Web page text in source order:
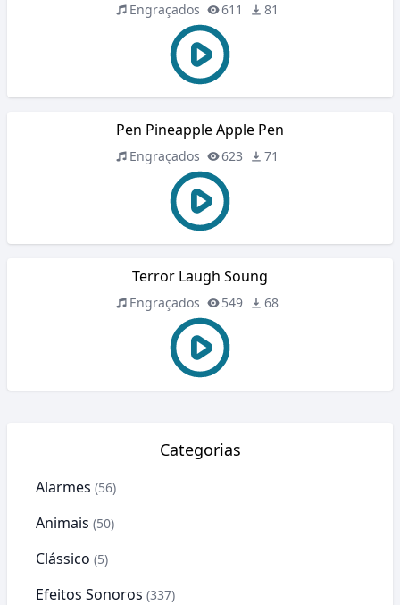
Engraçados 611 81
Pen Pineapple Apple Pen
Engraçados 623 71
Terror Laugh Soung
Engraçados 549 68
Categorias
Alarmes (56)
Animais (50)
Clássico (5)
Efeitos Sonoros (337)